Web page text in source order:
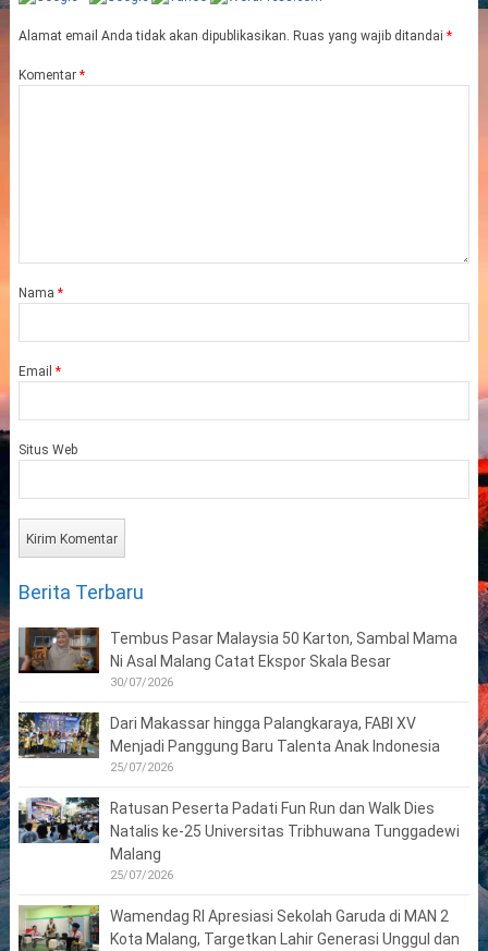
Alamat email Anda tidak akan dipublikasikan. Ruas yang wajib ditandai *
Komentar *
Nama *
Email *
Situs Web
Berita Terbaru
Tembus Pasar Malaysia 50 Karton, Sambal Mama
Ni Asal Malang Catat Ekspor Skala Besar
30/07/2026
Dari Makassar hingga Palangkaraya, FABI XV
Menjadi Panggung Baru Talenta Anak Indonesia
25/07/2026
Ratusan Peserta Padati Fun Run dan Walk Dies
Natalis ke-25 Universitas Tribhuwana Tunggadewi
Malang
25/07/2026
Wamendag RI Apresiasi Sekolah Garuda di MAN 2
Kota Malang, Targetkan Lahir Generasi Unggul dan